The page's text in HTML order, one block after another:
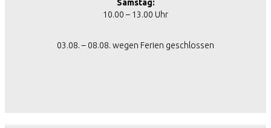
Samstag:
10.00 – 13.00 Uhr
03.08. – 08.08. wegen Ferien geschlossen